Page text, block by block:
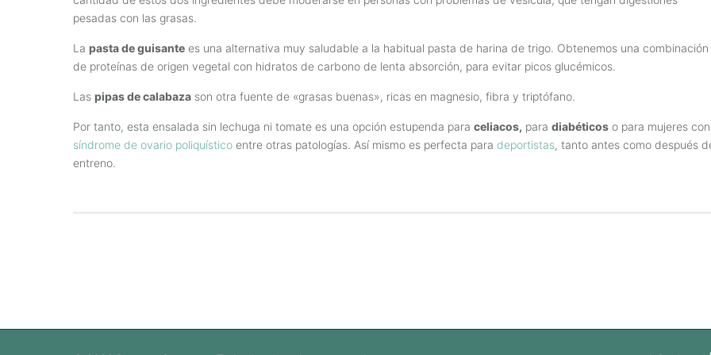
pesadas con las grasas.
La pasta de guisante es una alternativa muy saludable a la habitual pasta de harina de trigo. Obtenemos una combinación
de proteínas de origen vegetal con hidratos de carbono de lenta absorción, para evitar picos glucémicos.
Las pipas de calabaza son otra fuente de «grasas buenas», ricas en magnesio, fibra y triptófano.
Por tanto, esta ensalada sin lechuga ni tomate es una opción estupenda para celiacos, para diabéticos o para mujeres con
síndrome de ovario poliquístico entre otras patologías. Así mismo es perfecta para deportistas, tanto antes como después
entreno.